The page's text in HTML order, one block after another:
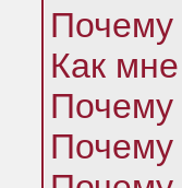
Почему
Как
Почему